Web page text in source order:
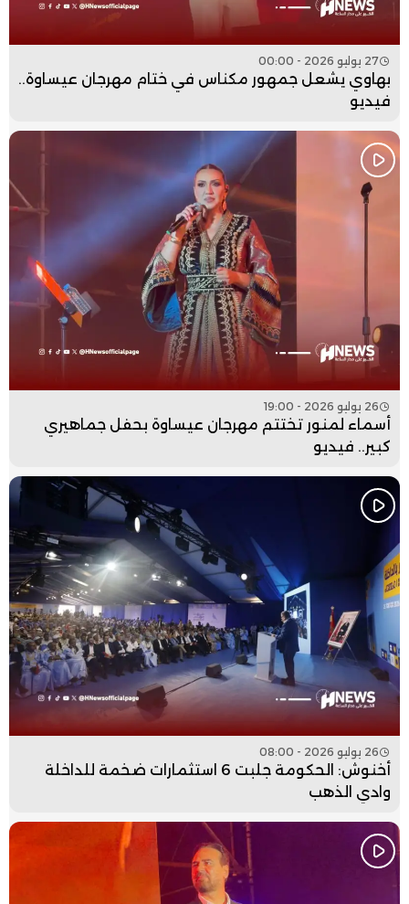
27 يوليو 2026 - 00:00
بهاوي يشعل جمهور مكناس في ختام مهرجان عيساوة..
فيديو
26 يوليو 2026 - 19:00
أسماء لمنور تختتم مهرجان عيساوة بحفل جماهيري
كبير.. فيديو
26 يوليو 2026 - 08:00
أخنوش: الحكومة جلبت 6 استثمارات ضخمة للداخلة
وادي الذهب